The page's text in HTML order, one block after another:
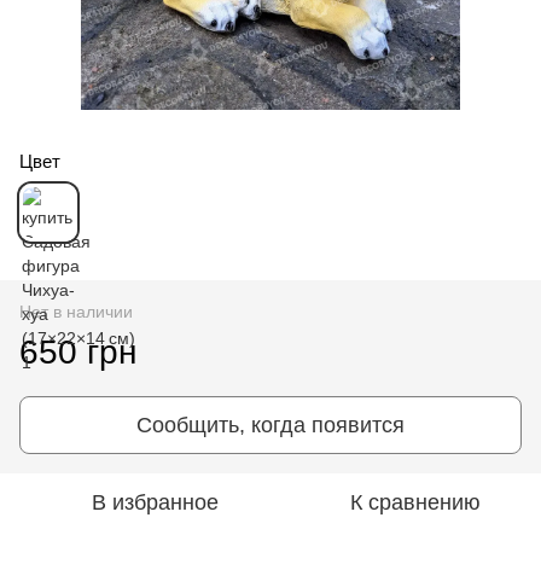
Цвет
Нет в наличии
650 грн
Сообщить, когда появится
В избранное К сравнению